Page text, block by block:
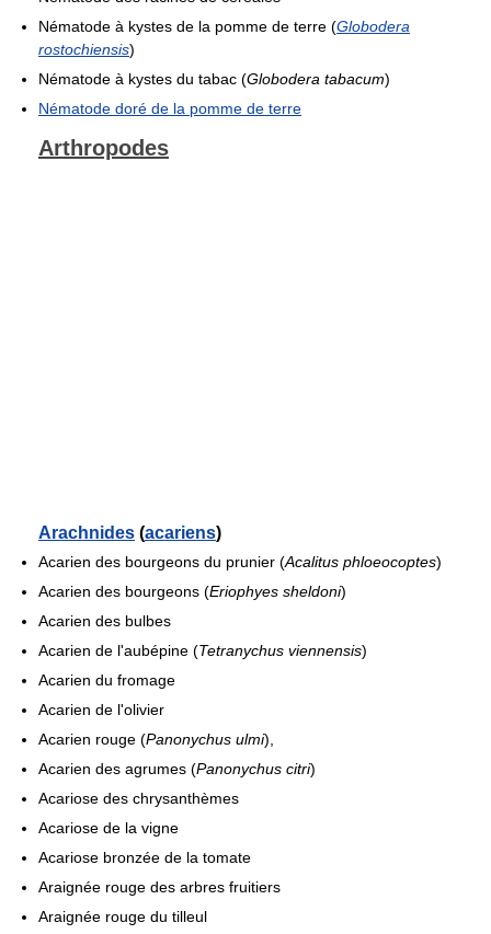
Nématode à kystes de la pomme de terre (Globodera
rostochiensis)
Nématode à kystes du tabac (Globodera tabacum)
Nématode doré de la pomme de terre
Arthropodes
Arachnides (acariens)
Acarien des bourgeons du prunier (Acalitus phloeocoptes)
Acarien des bourgeons (Eriophyes sheldoni)
Acarien des bulbes
Acarien de l'aubépine (Tetranychus viennensis)
Acarien du fromage
Acarien de l'olivier
Acarien rouge (Panonychus ulmi),
Acarien des agrumes (Panonychus citri)
Acariose des chrysanthèmes
Acariose de la vigne
Acariose bronzée de la tomate
Araignée rouge des arbres fruitiers
Araignée rouge du tilleul